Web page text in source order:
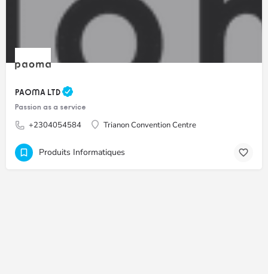
PAOMA LTD
Passion as a service
+2304054584 Trianon Convention Centre
Produits Informatiques